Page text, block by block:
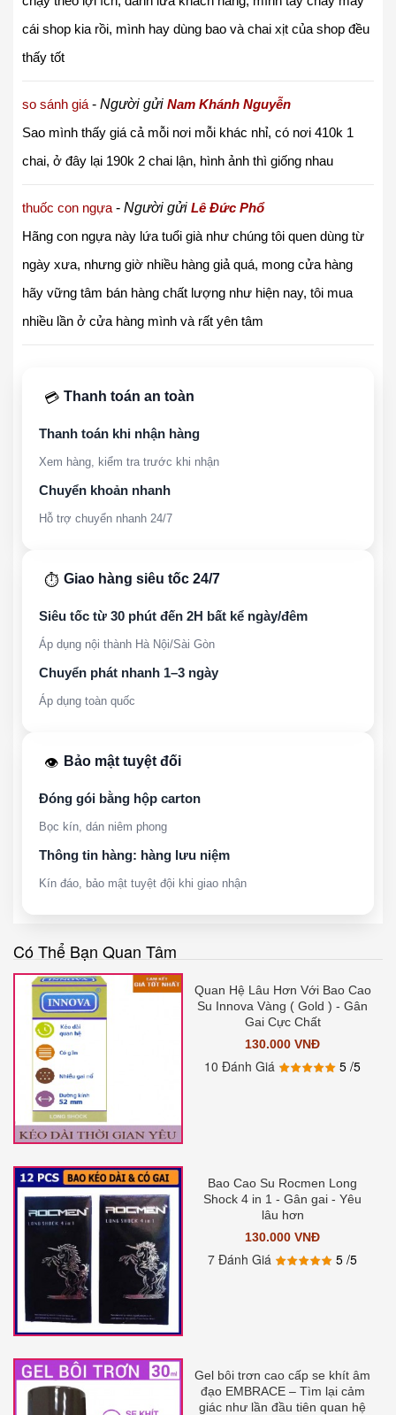
cái shop kia rồi, mình hay dùng bao và chai xịt của shop đều
thấy tốt
so sánh giá - Người gửi Nam Khánh Nguyễn
Sao mình thấy giá cả mỗi nơi mỗi khác nhỉ, có nơi 410k 1
chai, ở đây lại 190k 2 chai lận, hình ảnh thì giống nhau
thuốc con ngựa - Người gửi Lê Đức Phổ
Hãng con ngựa này lứa tuổi già như chúng tôi quen dùng từ
ngày xưa, nhưng giờ nhiều hàng giả quá, mong cửa hàng
hãy vững tâm bán hàng chất lượng như hiện nay, tôi mua
nhiều lần ở cửa hàng mình và rất yên tâm
💳 Thanh toán an toàn
Thanh toán khi nhận hàng
Xem hàng, kiểm tra trước khi nhận
Chuyển khoản nhanh
Hỗ trợ chuyển nhanh 24/7
⏱️ Giao hàng siêu tốc 24/7
Siêu tốc từ 30 phút đến 2H bất kể ngày/đêm
Áp dụng nội thành Hà Nội/Sài Gòn
Chuyển phát nhanh 1–3 ngày
Áp dụng toàn quốc
👁️ Bảo mật tuyệt đối
Đóng gói bằng hộp carton
Bọc kín, dán niêm phong
Thông tin hàng: hàng lưu niệm
Kín đáo, bảo mật tuyệt đội khi giao nhận
Có Thể Bạn Quan Tâm
Quan Hệ Lâu Hơn Với Bao Cao
Su Innova Vàng ( Gold ) - Gân
Gai Cực Chất
130.000 VNĐ
10 Đánh Giá 5/5
Bao Cao Su Rocmen Long
Shock 4 in 1 - Gân gai - Yêu
lâu hơn
130.000 VNĐ
7 Đánh Giá 5/5
Gel bôi trơn cao cấp se khít âm
đạo EMBRACE – Tìm lại cảm
giác như lần đầu tiên quan hệ